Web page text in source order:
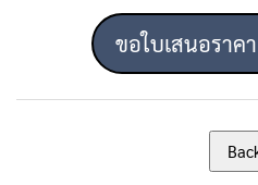
ขอใบเสนอราค